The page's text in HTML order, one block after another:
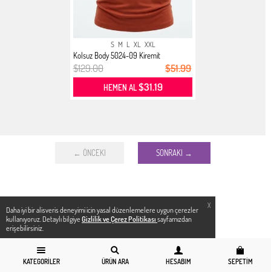
X
Daha iyi bir alisveris deneyimi icin yasal düzenlemelere uygun çerezler
kullanıyoruz. Detaylı bilgiye Gizlilik ve Çerez Politikası sayfamızdan
erişebilirsiniz.
KATEGORILER ÜRÜN ARA HESABIM SEPETIM
S M L XL XXL
Kolsuz Body 5024-09 Kiremit
$129.00 $51.99
HEMEN AL$31.19
← ÖNCEKI SONRAKI →